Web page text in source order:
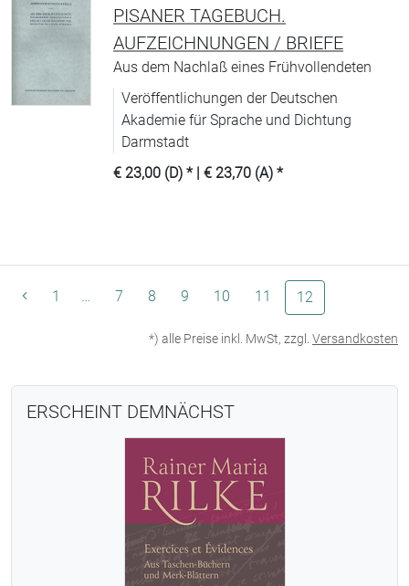
PISANER TAGEBUCH.
AUFZEICHNUNGEN / BRIEFE
Aus dem Nachlaß eines Frühvollendeten
Veröffentlichungen der Deutschen
Akademie für Sprache und Dichtung
Darmstadt
€ 23,00 (D) * | € 23,70 (A) *
1 … 7 8 9 10 11 12
*) alle Preise inkl. MwSt, zzgl. Versandkosten
ERSCHEINT DEMNÄCHST